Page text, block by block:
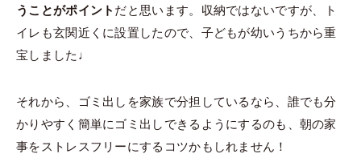
うことがポイント だと思います。収納ではないですが、ト
イレも玄関近くに設置したので、子どもが幼いうちから重
宝しました♩
それから、ゴミ出しを家族で分担しているなら、誰でも分
かりやすく簡単にゴミ出しできるようにするのも、朝の家
事をストレスフリーにするコツかもしれません！